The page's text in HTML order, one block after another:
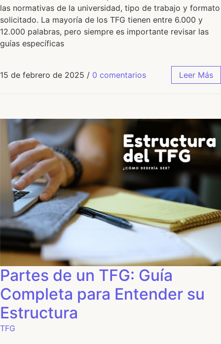
las normativas de la universidad, tipo de trabajo y formato
solicitado. La mayoría de los TFG tienen entre 6.000 y
12.000 palabras, pero siempre es importante revisar las
guías específicas
15 de febrero de 2025 / 0 comentarios Leer Más
Partes de un TFG: Guía
Completa para Entender su
Estructura
TFG